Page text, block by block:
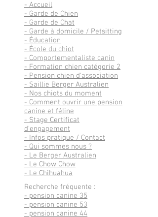
- Accueil
- Garde de Chien
- Garde de Chat
- Garde à domicile / Petsitting
- Éducation
- École du chiot
- Comportementaliste canin
- Formation chien catégorie 2
- Pension chien d'association
- Saillie Berger Australien
- Nos chiots du moment
- Comment ouvrir une pension
canine et féline
- Stage Certificat
d'engagement
- Infos pratique / Contact
- Qui sommes nous ?
- Le Berger Australien
- Le Chow Chow
- Le Chihuahua
Recherche fréquente :
- pension canine 35
- pension canine 53
- pension canine 44